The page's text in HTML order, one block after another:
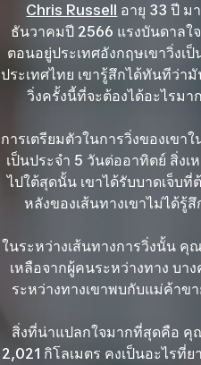
Chris Russell อายุ 33 ปี ม
ธันวาคมปี 2566 แรงบันดาลใ
ตอนอยู่ประเทศอังกฤษเขาวิ่งเ
ประเทศไทย เขารู้สึกได้ทันทีว่า
วิ่งครั้งนี้ที่จะต้องได้อะไรมา
การเตรียมตัวในการวิ่งของเข
เป็นประจำ 5 วันต่ออาทิตย์ สิ่งเ
ไปใต้สุดนั้น เขาได้รับบาดเจ็บ
หลังของเส้นทางเขาไม่ได้รู้
ในระหว่างเส้นทางการวิ่งนั้น
เหลือจากผู้คนระหว่างทาง บา
ระหว่างทางเขาพบกับแม่ค้าข
สิ่งที่น่าแปลกใจมากที่สุดคือ คุ
2,021 กิโลเมตร คงเป็นอะไร